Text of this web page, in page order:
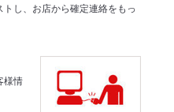
し、お店から確定連絡をもっ
様情